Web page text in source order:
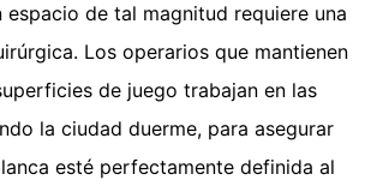
espacio de tal magnitud requiere una
Los operarios que mantienen
de juego trabajan en las
la ciudad duerme, para asegurar
esté perfectamente definida al